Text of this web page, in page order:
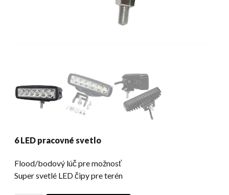
6 LED pracovné svetlo
Flood/bodový lúč pre možnosť
Super svetlé LED čipy pre terén